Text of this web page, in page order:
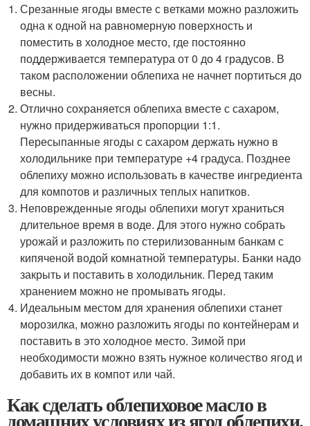
Срезанные ягоды вместе с ветками можно разложить
одна к одной на равномерную поверхность и
поместить в холодное место, где постоянно
поддерживается температура от 0 до 4 градусов. В
таком расположении облепиха не начнет портиться до
весны.
Отлично сохраняется облепиха вместе с сахаром,
нужно придерживаться пропорции 1:1.
Пересыпанные ягоды с сахаром держать нужно в
холодильнике при температуре +4 градуса. Позднее
облепиху можно использовать в качестве ингредиента
для компотов и различных теплых напитков.
Неповрежденные ягоды облепихи могут храниться
длительное время в воде. Для этого нужно собрать
урожай и разложить по стерилизованным банкам с
кипяченой водой комнатной температуры. Банки надо
закрыть и поставить в холодильник. Перед таким
хранением можно не промывать ягоды.
Идеальным местом для хранения облепихи станет
морозилка, можно разложить ягоды по контейнерам и
поставить в это холодное место. Зимой при
необходимости можно взять нужное количество ягод и
добавить их в компот или чай.
Как сделать облепиховое масло в